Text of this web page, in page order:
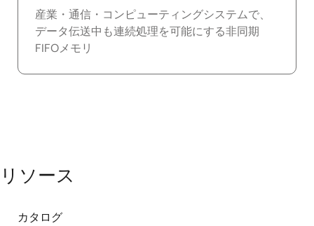
産業・通信・コンピューティングシステムで、
データ伝送中も連続処理を可能にする非同期
FIFOメモリ
リソース
カタログ